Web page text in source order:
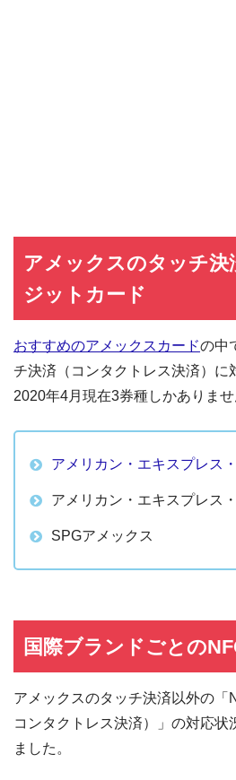
アメックスのタッチ決
ジットカード
おすすめのアメックスカードの中
チ決済（コンタクトレス決済）に
2020年4月現在3券種しかありませ
アメリカン・エキスプレス
アメリカン・エキスプレス
SPGアメックス
国際ブランドごとの
アメックスのタッチ決済以外の「
コンタクトレス決済）」の対応状
ました。